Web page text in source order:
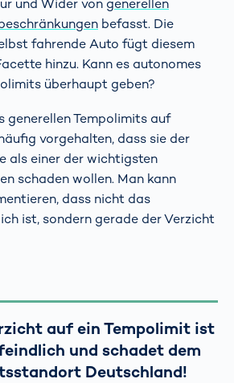
und Wider von generellen
befasst. Die
fahrende Auto fügt diesem
hinzu. Kann es autonomes
überhaupt geben?
generellen Tempolimits auf
vorgehalten, dass sie der
als einer der wichtigsten
schaden wollen. Man kann
dass nicht das
ist, sondern gerade der Verzicht
auf ein Tempolimit ist
und schadet dem
Deutschland!